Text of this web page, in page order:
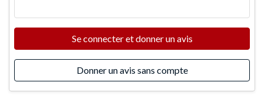
Se connecter et donner un avis
Donner un avis sans compte